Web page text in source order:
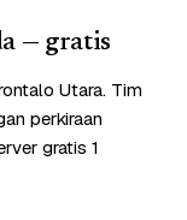
— gratis
Utara. Tim
perkiraan
gratis 1